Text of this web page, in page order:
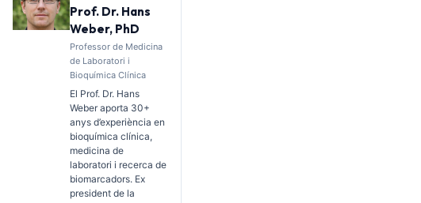
Prof. Dr. Hans
Weber, PhD
Professor de Medicina
de Laboratori i
Bioquímica Clínica
El Prof. Dr. Hans
Weber aporta 30+
anys d’experiència en
bioquímica clínica,
medicina de
laboratori i recerca de
biomarcadors. Ex
president de la